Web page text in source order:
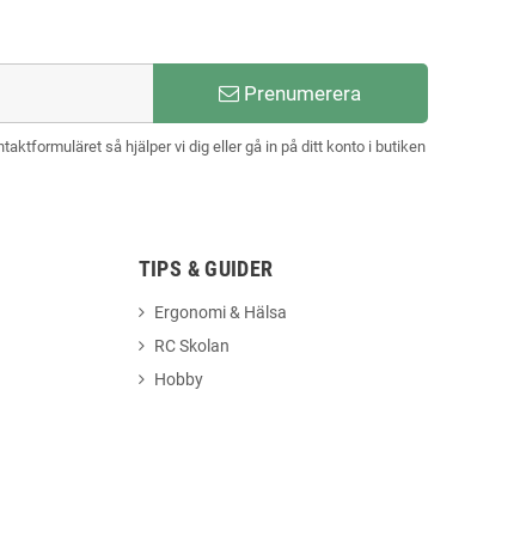
Prenumerera
så hjälper vi dig eller gå in på ditt konto i butiken
TIPS & GUIDER
Ergonomi & Hälsa
RC Skolan
Hobby